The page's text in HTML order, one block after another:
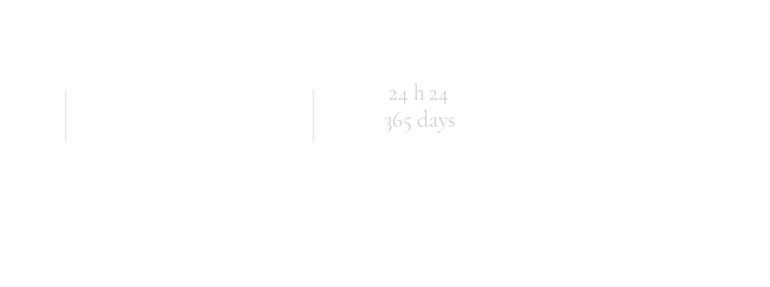
24 h 24
365 days